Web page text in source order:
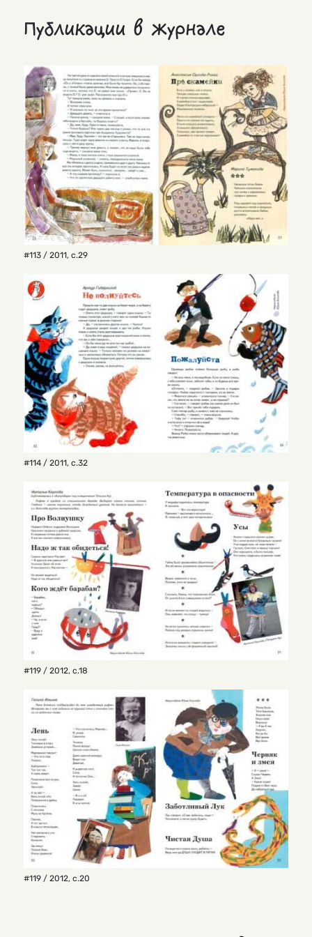
Публикации в журнале
#113 / 2011, с.29
#114 / 2011, с.32
#119 / 2012, с.18
#119 / 2012, с.20